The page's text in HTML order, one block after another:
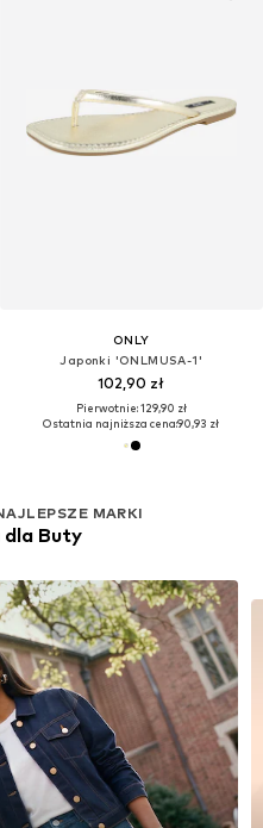
ONLY
Japonki 'ONLMUSA-1'
102,90 zł
Pierwotnie: 129,90 zł
Ostatnia najniższa cena:90,93 zł
MARKI
dla Buty